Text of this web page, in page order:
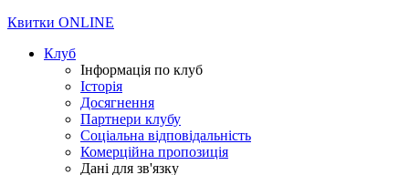
Квитки ONLINE
Клуб
Інформація по клуб
Історія
Досягнення
Партнери клубу
Соціальна відповідальність
Комерційна пропозиція
Дані для зв'язку